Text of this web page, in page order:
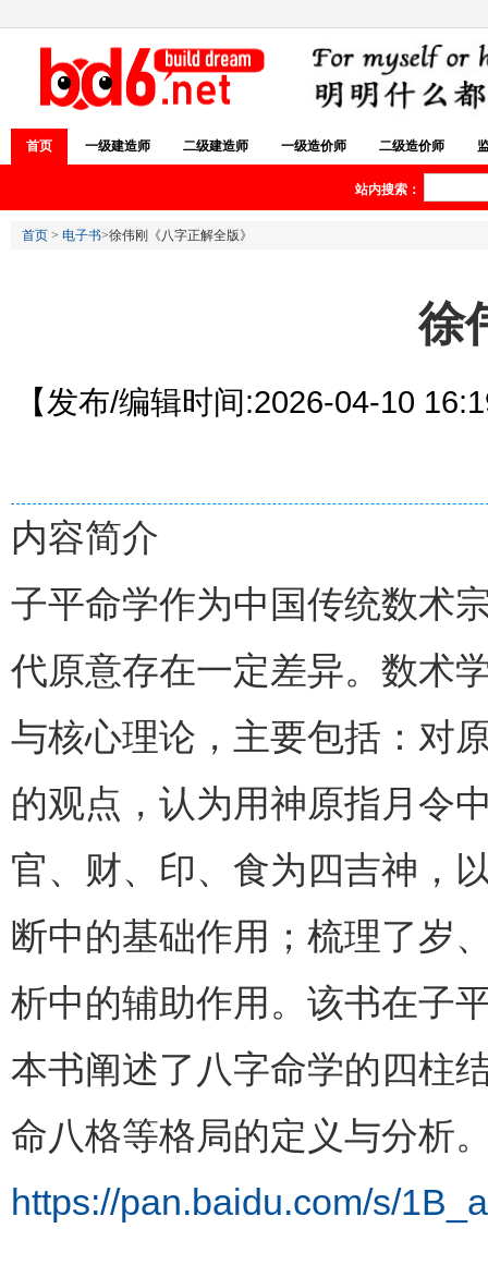
首页 一级建造师 二级建造师 一级造价师 二级造价师
站内搜索：
首页 > 电子书>徐伟刚《八字正解全版》
徐
【发布/编辑时间:2026-04-10
内容简介
子平命学作为中国传统数术
代原意存在一定差异。数术
与核心理论，主要包括：对
的观点，认为用神原指月令
官、财、印、食为四吉神，
断中的基础作用；梳理了岁
析中的辅助作用。该书在子
本书阐述了八字命学的四柱
命八格等格局的定义与分析
https://pan.baidu.com/s/